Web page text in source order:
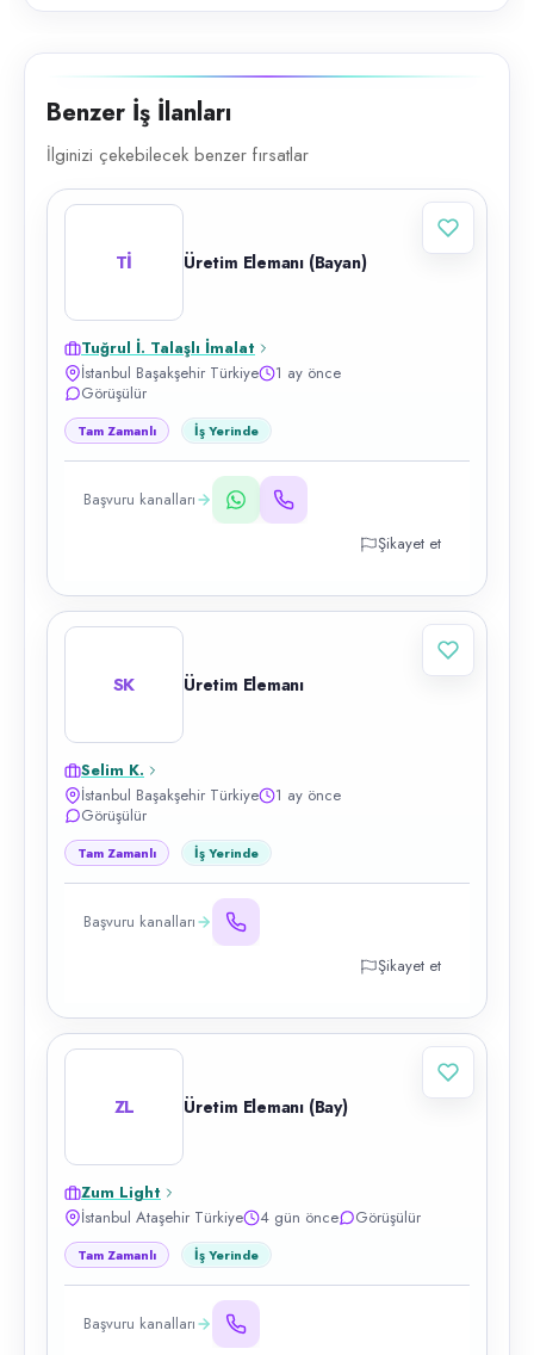
Benzer İş İlanları
İlginizi çekebilecek benzer fırsatlar
Tİ Üretim Elemanı (Bayan)
Tuğrul İ. Talaşlı İmalat
İstanbul Başakşehir Türkiye
1 ay önce
Görüşülür
Tam Zamanlı İş Yerinde
Başvuru kanalları
Şikayet et
SK Üretim Elemanı
Selim K.
İstanbul Başakşehir Türkiye
1 ay önce
Görüşülür
Tam Zamanlı İş Yerinde
Başvuru kanalları
Şikayet et
ZL Üretim Elemanı (Bay)
Zum Light
İstanbul Ataşehir Türkiye
4 gün önce Görüşülür
Tam Zamanlı İş Yerinde
Başvuru kanalları